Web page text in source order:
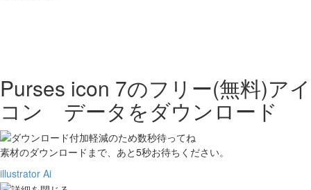
Purses icon 7のフリー(無料)アイ
コン データをダウンロード
素材のダウンロードまで、あと5秒お待ちください。
illustrator Ai